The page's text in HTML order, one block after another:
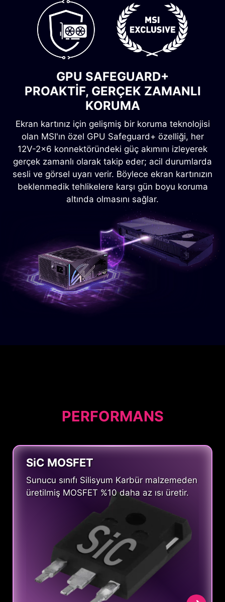
GPU SAFEGUARD+
PROAKTIF, GERÇEK ZAMANLI
KORUMA
Ekran kartınız için gelişmiş bir koruma teknolojisi
olan MSI'ın özel GPU Safeguard+ özelliği, her
12V-2x6 konnektöründeki güç akımını izleyerek
gerçek zamanlı olarak takip eder; acil durumlarda
sesli ve görsel uyarı verir. Böylece ekran kartınızın
beklenmedik tehlikelere karşı gün boyu koruma
altında olmasını sağlar.
FAN SAFEGUARD
ANINDA UYARI, AŞIRI ISINMA
KORUMASI
Fan hatası meydana geldiğinde anında
kaynağına yönlendirerek güç kaynağınızın aşırı
ısınmasını önler.
PERFORMANS
SiC MOSFET
Sunucu sınıfı Silisyum Karbür malzemeden
üretilmiş MOSFET %10 daha az ısı üretir.